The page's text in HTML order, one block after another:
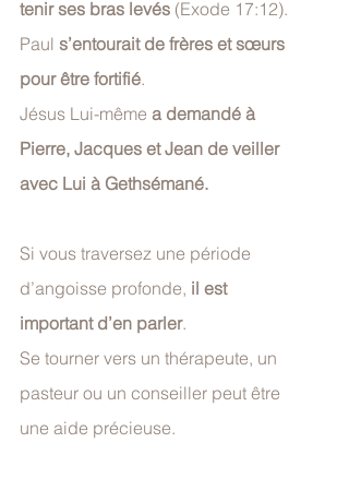
tenir ses bras levés (Exode 17:12).
Paul s’entourait de frères et sœurs
pour être fortifié.
Jésus Lui-même a demandé à
Pierre, Jacques et Jean de veiller
avec Lui à Gethsémané.
Si vous traversez une période
d’angoisse profonde, il est
important d’en parler.
Se tourner vers un thérapeute, un
pasteur ou un conseiller peut être
une aide précieuse.